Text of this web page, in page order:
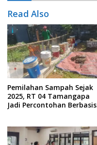
Read Also
Pemilahan Sampah Sejak
2025, RT 04 Tamangapa
Jadi Percontohan Berbasis